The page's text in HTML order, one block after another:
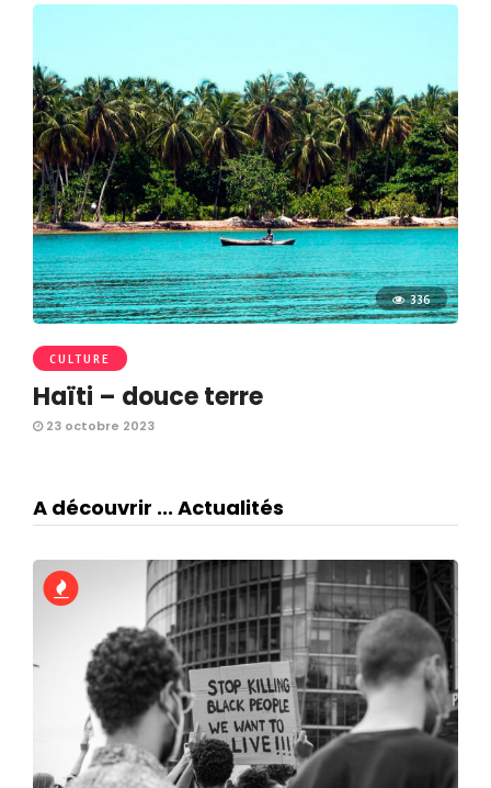
336
CULTURE
Haïti – douce terre
23 octobre 2023
A découvrir ... Actualités